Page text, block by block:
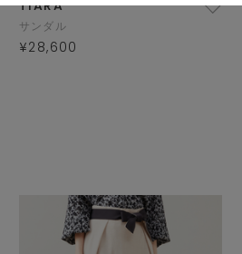
TIARA
サンダル
¥28,600